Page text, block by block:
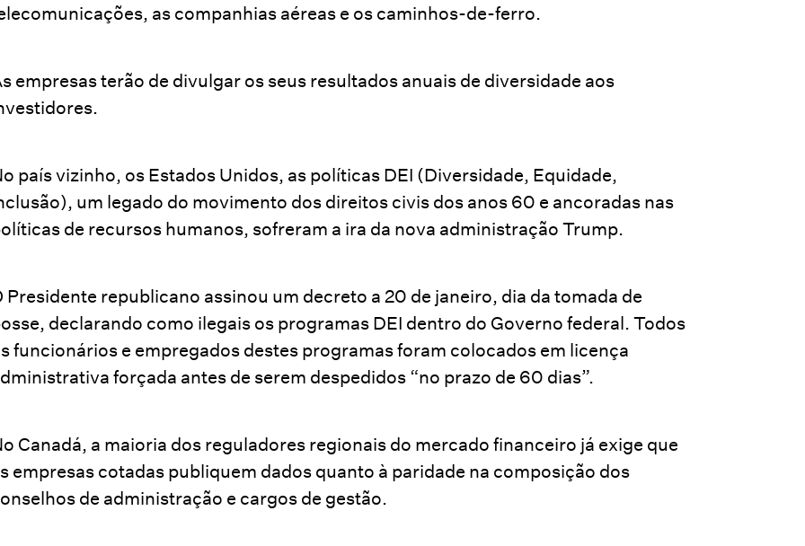
as companhias aéreas e os caminhos-de-ferro.
empresas terão de divulgar os seus resultados anuais de diversidade aos
país vizinho, os Estados Unidos, as políticas DEI (Diversidade, Equidade,
um legado do movimento dos direitos civis dos anos 60 e ancoradas nas
de recursos humanos, sofreram a ira da nova administração Trump.
Presidente republicano assinou um decreto a 20 de janeiro, dia da tomada de
declarando como ilegais os programas DEI dentro do Governo federal. Todos
funcionários e empregados destes programas foram colocados em licença
forçada antes de serem despedidos “no prazo de 60 dias”.
Canadá, a maioria dos reguladores regionais do mercado financeiro já exige que
empresas cotadas publiquem dados quanto à paridade na composição dos
de administração e cargos de gestão.